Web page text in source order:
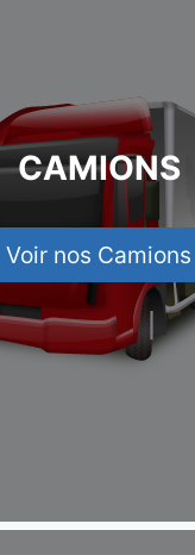
CAMIONS
Voir nos Camions